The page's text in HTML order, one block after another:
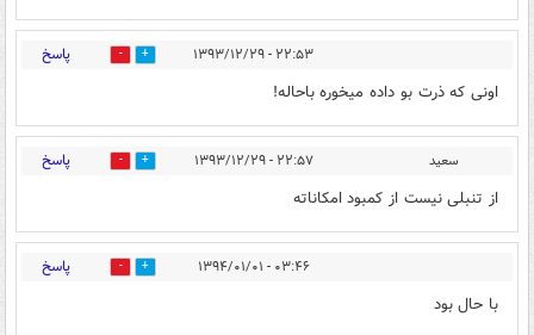
۲۲:۵۳ - ۱۳۹۳/۱۲/۲۹ 0 پاسخ
اونی که ذرت بو داده میخوره باحاله!
سعید ۲۲:۵۷ - ۱۳۹۳/۱۲/۲۹ 0 پاسخ
از تنبلی نیست از کمبود امکاناته
۰۳:۴۶ - ۱۳۹۴/۰۱/۰۱ 0 پاسخ
با حال بود